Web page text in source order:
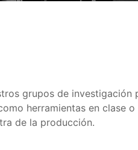
grupos de
herramientas en clase
de la producción.